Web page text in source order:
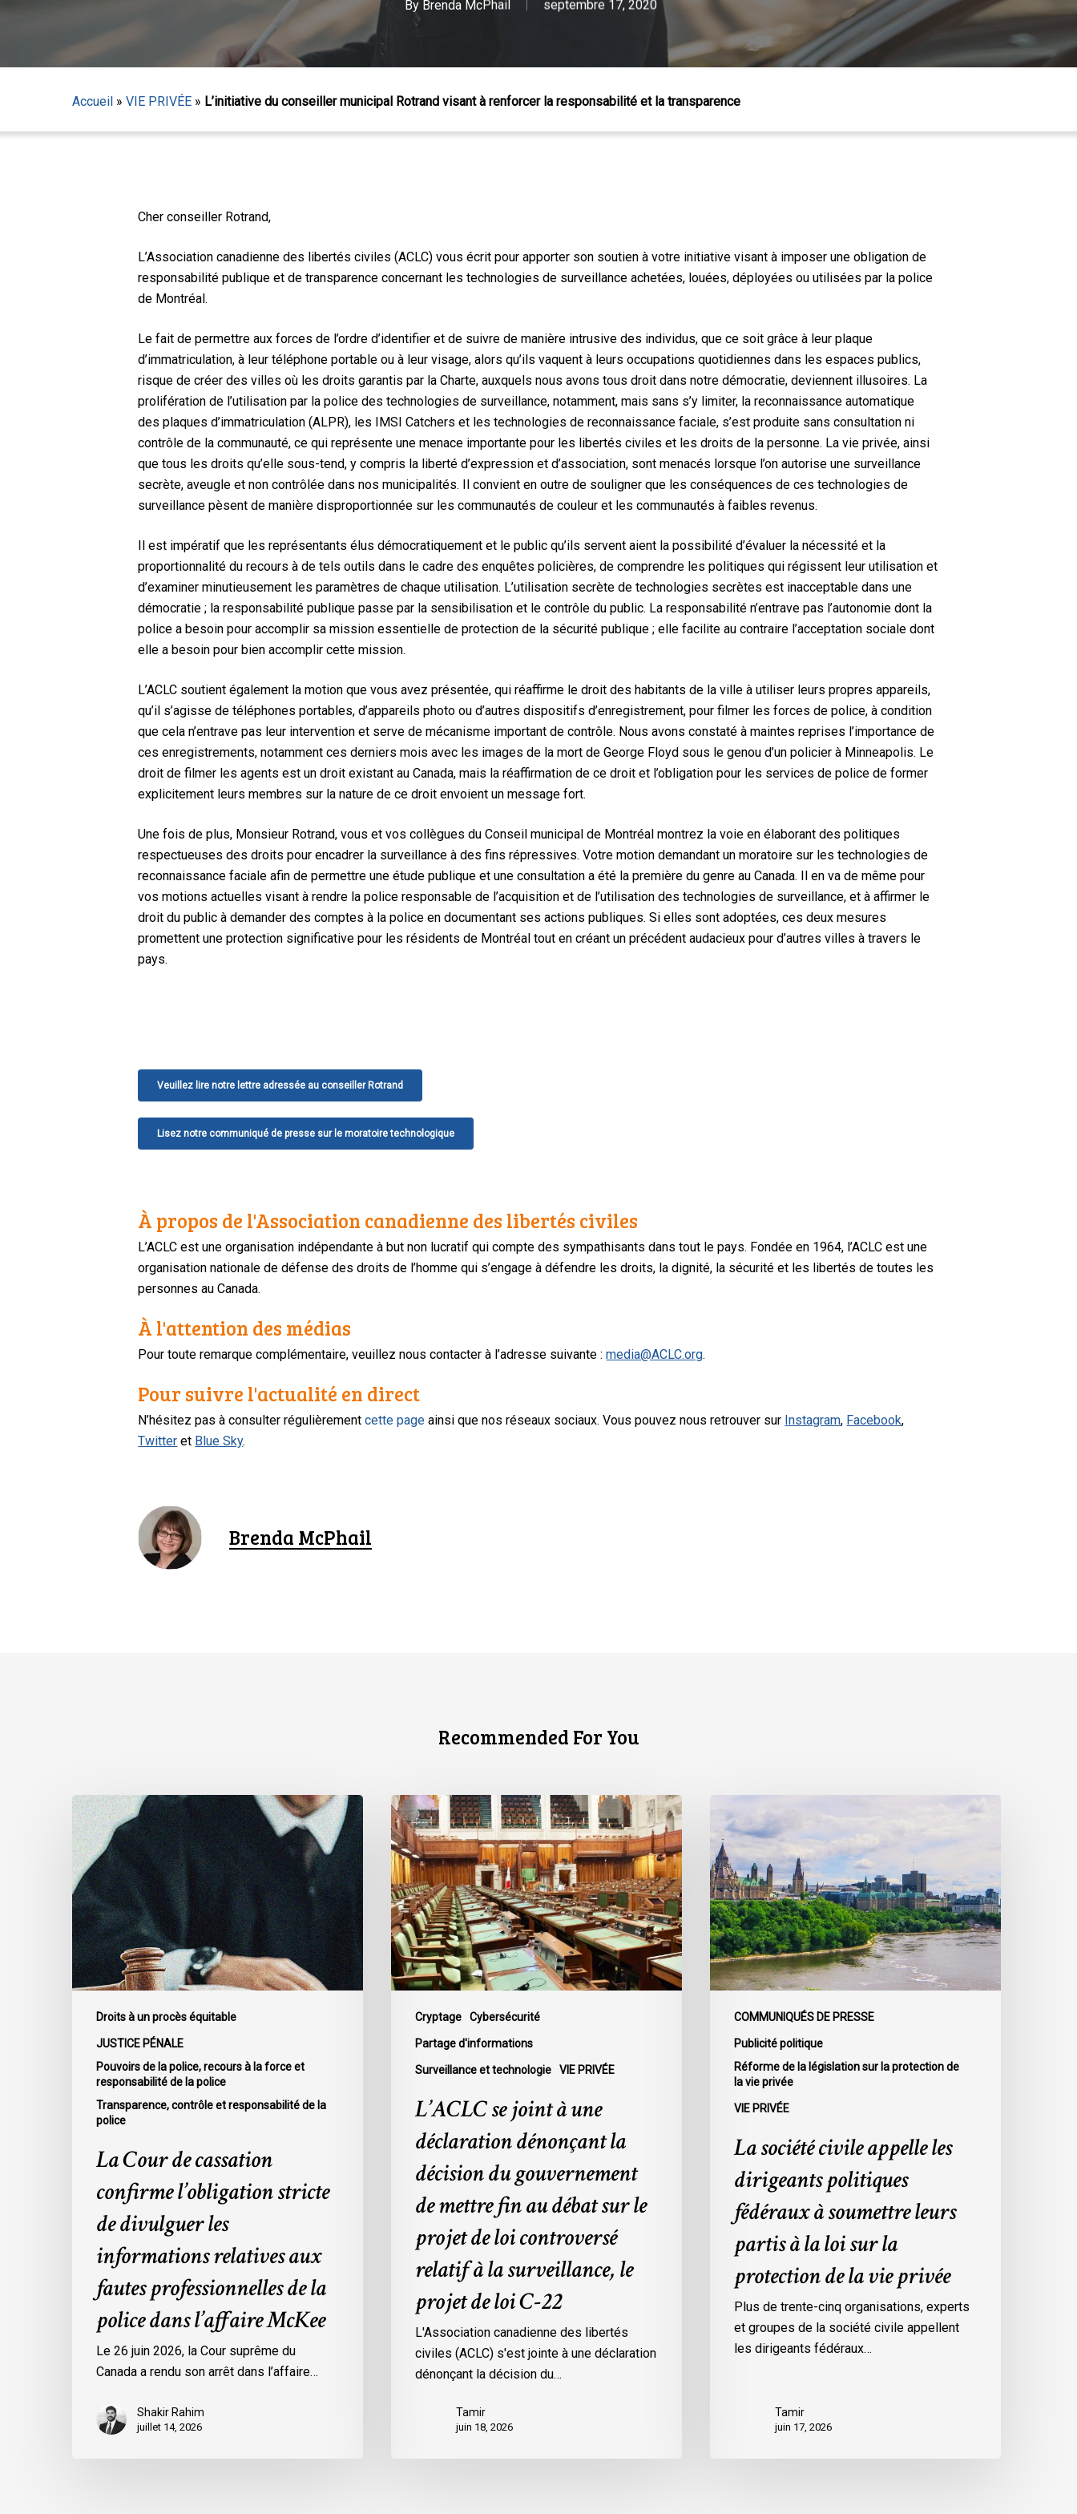
Appuyez sur Entrée pour lancer la recherche ou sur Échap pour fermer
By Brenda McPhail septembre 17, 2020
Accueil » VIE PRIVÉE » L’initiative du conseiller municipal Rotrand visant à renforcer la responsabilité et la transparence
Cher conseiller Rotrand,
L’Association canadienne des libertés civiles (ACLC) vous écrit pour apporter son soutien à votre initiative visant à imposer une obligation de
responsabilité publique et de transparence concernant les technologies de surveillance achetées, louées, déployées ou utilisées par la police
de Montréal.
Le fait de permettre aux forces de l’ordre d’identifier et de suivre de manière intrusive des individus, que ce soit grâce à leur plaque
d’immatriculation, à leur téléphone portable ou à leur visage, alors qu’ils vaquent à leurs occupations quotidiennes dans les espaces publics,
risque de créer des villes où les droits garantis par la Charte, auxquels nous avons tous droit dans notre démocratie, deviennent illusoires. La
prolifération de l’utilisation par la police des technologies de surveillance, notamment, mais sans s’y limiter, la reconnaissance automatique
des plaques d’immatriculation (ALPR), les IMSI Catchers et les technologies de reconnaissance faciale, s’est produite sans consultation ni
contrôle de la communauté, ce qui représente une menace importante pour les libertés civiles et les droits de la personne. La vie privée, ainsi
que tous les droits qu’elle sous-tend, y compris la liberté d’expression et d’association, sont menacés lorsque l’on autorise une surveillance
secrète, aveugle et non contrôlée dans nos municipalités. Il convient en outre de souligner que les conséquences de ces technologies de
surveillance pèsent de manière disproportionnée sur les communautés de couleur et les communautés à faibles revenus.
Il est impératif que les représentants élus démocratiquement et le public qu’ils servent aient la possibilité d’évaluer la nécessité et la
proportionnalité du recours à de tels outils dans le cadre des enquêtes policières, de comprendre les politiques qui régissent leur utilisation et
d’examiner minutieusement les paramètres de chaque utilisation. L’utilisation secrète de technologies secrètes est inacceptable dans une
démocratie ; la responsabilité publique passe par la sensibilisation et le contrôle du public. La responsabilité n’entrave pas l’autonomie dont la
police a besoin pour accomplir sa mission essentielle de protection de la sécurité publique ; elle facilite au contraire l’acceptation sociale dont
elle a besoin pour bien accomplir cette mission.
L’ACLC soutient également la motion que vous avez présentée, qui réaffirme le droit des habitants de la ville à utiliser leurs propres appareils,
qu’il s’agisse de téléphones portables, d’appareils photo ou d’autres dispositifs d’enregistrement, pour filmer les forces de police, à condition
que cela n’entrave pas leur intervention et serve de mécanisme important de contrôle. Nous avons constaté à maintes reprises l’importance de
ces enregistrements, notamment ces derniers mois avec les images de la mort de George Floyd sous le genou d’un policier à Minneapolis. Le
droit de filmer les agents est un droit existant au Canada, mais la réaffirmation de ce droit et l’obligation pour les services de police de former
explicitement leurs membres sur la nature de ce droit envoient un message fort.
Une fois de plus, Monsieur Rotrand, vous et vos collègues du Conseil municipal de Montréal montrez la voie en élaborant des politiques
respectueuses des droits pour encadrer la surveillance à des fins répressives. Votre motion demandant un moratoire sur les technologies de
reconnaissance faciale afin de permettre une étude publique et une consultation a été la première du genre au Canada. Il en va de même pour
vos motions actuelles visant à rendre la police responsable de l’acquisition et de l’utilisation des technologies de surveillance, et à affirmer le
droit du public à demander des comptes à la police en documentant ses actions publiques. Si elles sont adoptées, ces deux mesures
promettent une protection significative pour les résidents de Montréal tout en créant un précédent audacieux pour d’autres villes à travers le
pays.
Veuillez lire notre lettre adressée au conseiller Rotrand
Lisez notre communiqué de presse sur le moratoire technologique
À propos de l'Association canadienne des libertés civiles
L’ACLC est une organisation indépendante à but non lucratif qui compte des sympathisants dans tout le pays. Fondée en 1964, l’ACLC est une
organisation nationale de défense des droits de l’homme qui s’engage à défendre les droits, la dignité, la sécurité et les libertés de toutes les
personnes au Canada.
À l'attention des médias
Pour toute remarque complémentaire, veuillez nous contacter à l’adresse suivante :media@ACLC.org.
Pour suivre l'actualité en direct
N’hésitez pas à consulter régulièrementcette page ainsi que nos réseaux sociaux. Vous pouvez nous retrouver sur Instagram, Facebook,
Twitter et Blue Sky.
Brenda McPhail
Recommended For You
Droits à un procès équitable
JUSTICE PÉNALE
Pouvoirs de la police, recours à la force et
responsabilité de la police
Transparence, contrôle et responsabilité de la
police
La
Cour
de
cassation
confirme
l’obligation
stricte
de
divulguer
les
informations
fautes
professionnelles
police
l’affaire
McKee
La Cour de cassation
confirme l’obligation stricte
de divulguer les
informations relatives aux
fautes professionnelles de la
police dans l’affaire McKee
Le 26 juin 2026, la Cour suprême du
Canada a rendu son arrêt dans l’affaire…
Shakir Rahim
juillet 14, 2026
Cryptage Cybersécurité
Partage d'informations
Surveillance et technologie VIE PRIVÉE
L’ACLC
se
joint
à
une
déclaration
dénonçant
la
décision
du
gouvernement
débat
projet
controversé
relatif
surveillance,
projet
L’ACLC se joint à une
déclaration dénonçant la
décision du gouvernement
de mettre fin au débat sur le
projet de loi controversé
relatif à la surveillance, le
projet de loi C-22
L'Association canadienne des libertés
civiles (ACLC) s'est jointe à une déclaration
dénonçant la décision du…
Tamir
juin 18, 2026
COMMUNIQUÉS DE PRESSE
Publicité politique
Réforme de la législation sur la protection de
la vie privée
VIE PRIVÉE
société
civile
appelle
les
dirigeants
politiques
fédéraux
soumettre
leurs
protection
privée
La société civile appelle les
dirigeants politiques
fédéraux à soumettre leurs
partis à la loi sur la
protection de la vie privée
Plus de trente-cinq organisations, experts
et groupes de la société civile appellent
les dirigeants fédéraux…
Tamir
juin 17, 2026